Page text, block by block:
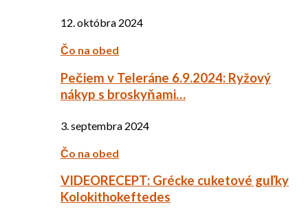
12. októbra 2024
Čo na obed
Pečiem v Teleráne 6.9.2024: Ryžový
nákyp s broskyňami…
3. septembra 2024
Čo na obed
VIDEORECEPT: Grécke cuketové guľky
Kolokithokeftedes